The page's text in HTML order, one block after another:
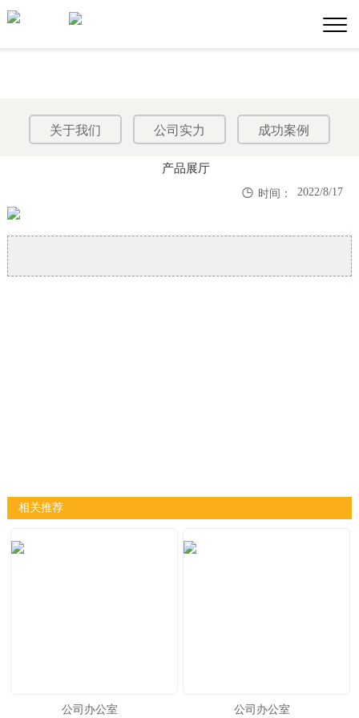
关于我们 公司实力 成功案例
产品展厅
 时间： 2022/8/17
相关推荐
公司办公室 公司办公室